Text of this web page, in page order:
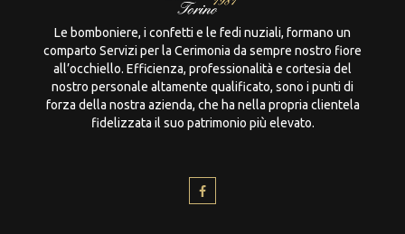
Le bomboniere, i confetti e le fedi nuziali, formano un
comparto Servizi per la Cerimonia da sempre nostro fiore
all’occhiello. Efficienza, professionalità e cortesia del
nostro personale altamente qualificato, sono i punti di
forza della nostra azienda, che ha nella propria clientela
fidelizzata il suo patrimonio più elevato.